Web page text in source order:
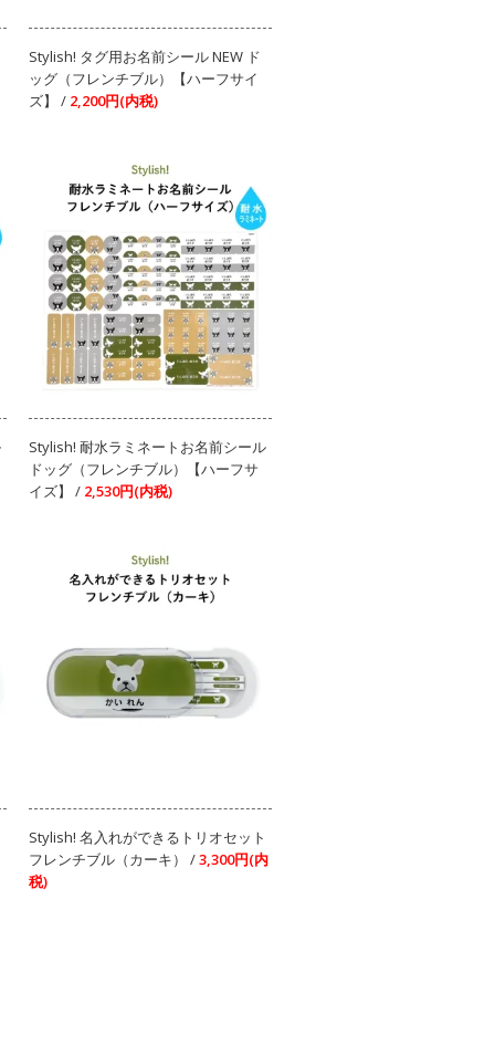
Stylish! タグ用お名前シール NEW ド
ッグ（フレンチブル）【ハーフサイ
ズ】 / 2,200円(内税)
Stylish! 耐水ラミネートお名前シール
ドッグ（フレンチブル）【ハーフサ
イズ】 / 2,530円(内税)
Stylish! 名入れができるトリオセット
フレンチブル（カーキ） /3,300円(内
税)